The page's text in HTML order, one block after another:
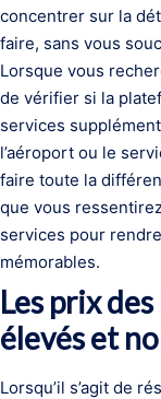
concentrer sur la
faire, sans vous
Lorsque vous
de vérifier si la
services
l’aéroport ou le
faire toute la
que vous
services pour
mémorables.
Les prix
élevés et
Lorsqu’il s’agit de